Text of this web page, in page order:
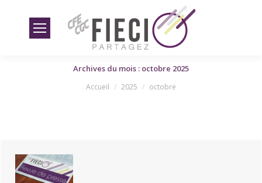
Archives du mois : octobre 2025
Accueil 2025 octobre